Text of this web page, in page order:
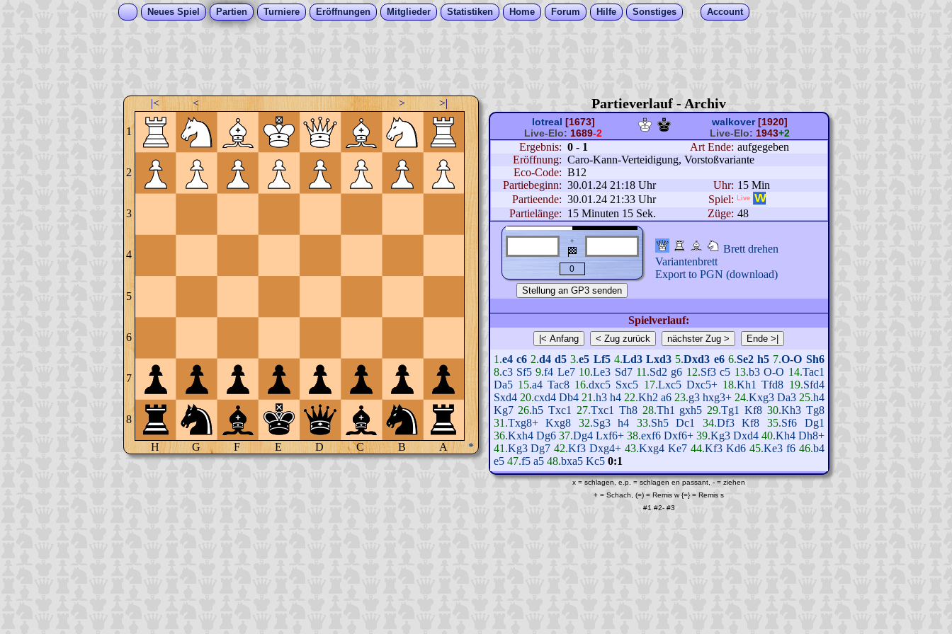
Neues Spiel Partien Turniere Eröffnungen Mitglieder Statistiken Home Forum Hilfe Sonstiges Account
|< < > >|
1
2
3
4
5
6
7
8
H G F E D C B A *
Partieverlauf - Archiv
lotreal [1673]
Live-Elo: 1689-2
walkover [1920]
Live-Elo: 1943+2
Ergebnis: 0 - 1 Art Ende: aufgegeben
Eröffnung: Caro-Kann-Verteidigung, Vorstoßvariante
Eco-Code: B12
Partiebeginn: 30.01.24 21:18 Uhr Uhr: 15 Min
Partieende: 30.01.24 21:33 Uhr
Spiel:
Partielänge: 15 Minuten 15 Sek. Züge: 48
+
🏁
Brett drehen
Variantenbrett
Export to PGN (download)
Spielverlauf:
1.e4 c6 2.d4 d5 3.e5 Lf5 4.Ld3 Lxd3 5.Dxd3 e6 6.Se2 h5 7.O-O Sh6
8.c3 Sf5 9.f4 Le7 10.Le3 Sd7 11.Sd2 g6 12.Sf3 c5 13.b3 O-O 14.Tac1
Da5 15.a4 Tac8 16.dxc5 Sxc5 17.Lxc5 Dxc5+ 18.Kh1 Tfd8 19.Sfd4
Sxd4 20.cxd4 Db4 21.h3 h4 22.Kh2 a6 23.g3 hxg3+ 24.Kxg3 Da3 25.h4
Kg7 26.h5 Txc1 27.Txc1 Th8 28.Th1 gxh5 29.Tg1 Kf8 30.Kh3 Tg8
31.Txg8+ Kxg8 32.Sg3 h4 33.Sh5 Dc1 34.Df3 Kf8 35.Sf6
Dg1
36.Kxh4 Dg6 37.Dg4 Lxf6+ 38.exf6 Dxf6+ 39.Kg3 Dxd4 40.Kh4 Dh8+
41.Kg3 Dg7 42.Kf3 Dxg4+ 43.Kxg4 Ke7 44.Kf3 Kd6 45.Ke3 f6 46.b4
e5 47.f5 a5 48.bxa5 Kc5 0:1
x = schlagen, e.p. = schlagen en passant, - = ziehen
+ = Schach, (=) = Remis w {=} = Remis s
#1 #2-#3